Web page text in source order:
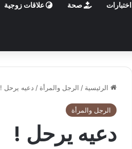
اختبارات صحة علاقات زوجية
الرئيسية / الرجل والمرأة / دعيه يرحل !
الرجل والمرأة
دعيه يرحل !